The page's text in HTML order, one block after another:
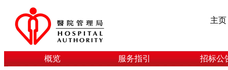
主页
概览 服务指引 招标公